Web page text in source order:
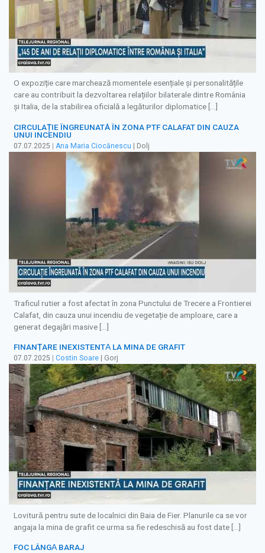
O expoziție care marchează momentele esențiale și personalitățile
care au contribuit la dezvoltarea relațiilor bilaterale dintre România
și Italia, de la stabilirea oficială a legăturilor diplomatice […]
CIRCULAȚIE ÎNGREUNATĂ ÎN ZONA PTF CALAFAT DIN CAUZA
UNUI INCENDIU
07.07.2025 | Ana Maria Ciocănescu | Dolj
Traficul rutier a fost afectat în zona Punctului de Trecere a Frontierei
Calafat, din cauza unui incendiu de vegetație de amploare, care a
generat degajări masive […]
FINANȚARE INEXISTENTǍ LA MINA DE GRAFIT
07.07.2025 Costin Soare | Gorj
Loviturǎ pentru sute de localnici din Baia de Fier. Planurile ca se vor
angaja la mina de grafit ce urma sa fie redeschisă au fost date […]
FOC LÂNGǍ BARAJ